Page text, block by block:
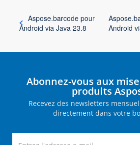
Aspose.barcode pour
Android via Java 23.8
Android
Abonnez-vous aux
produits
Recevez des newsletters
directement dans votre